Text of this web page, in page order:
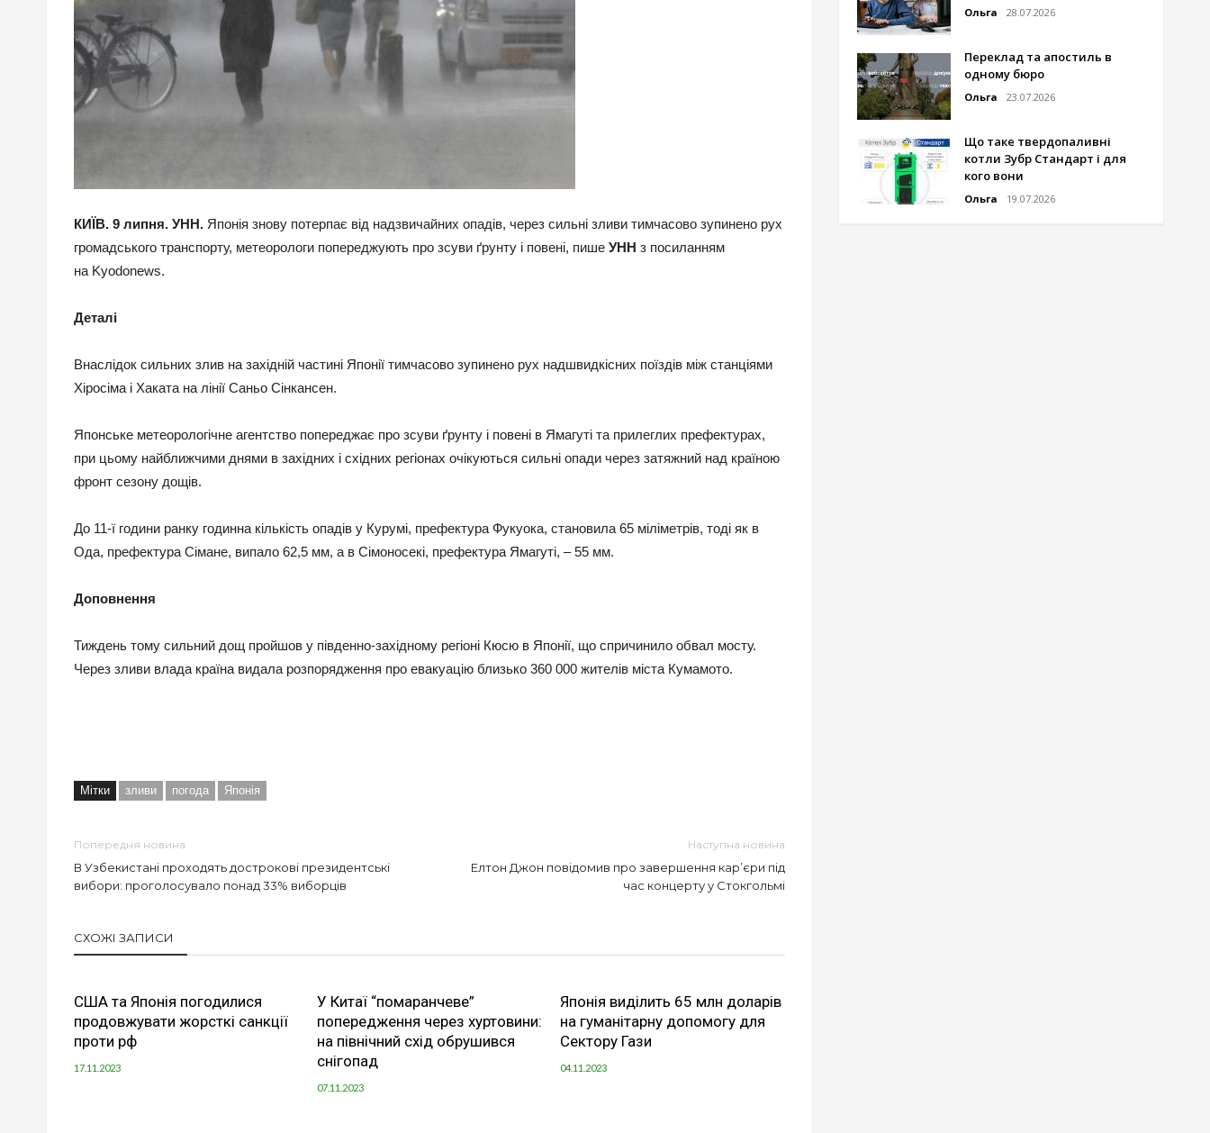
КИЇВ. 9 липня. УНН. Японія знову потерпає від надзвичайних опадів, через сильні зливи тимчасово зупинено рух
громадського транспорту, метеорологи попереджують про зсуви ґрунту і повені, пише УНН з посиланням
на Kyodonews.
Деталі
Внаслідок сильних злив на західній частині Японії тимчасово зупинено рух надшвидкісних поїздів між станціями
Хіросіма і Хаката на лінії Саньо Сінкансен.
Японське метеорологічне агентство попереджає про зсуви ґрунту і повені в Ямагуті та прилеглих префектурах,
при цьому найближчими днями в західних і східних регіонах очікуються сильні опади через затяжний над країною
фронт сезону дощів.
До 11-ї години ранку годинна кількість опадів у Курумі, префектура Фукуока, становила 65 міліметрів, тоді як в
Ода, префектура Сімане, випало 62,5 мм, а в Сімоносекі, префектура Ямагуті, – 55 мм.
Доповнення
Тиждень тому сильний дощ пройшов у південно-західному регіоні Кюсю в Японії, що спричинило обвал мосту.
Через зливи влада країна видала розпорядження про евакуацію близько 360 000 жителів міста Кумамото.
Мітки зливи погода Японія
Попередня новина
В Узбекистані проходять дострокові президентські
вибори: проголосувало понад 33% виборців
Наступна новина
Елтон Джон повідомив про завершення кар’єри під
час концерту у Стокгольмі
СХОЖІ ЗАПИСИ
США та Японія погодилися
продовжувати жорсткі санкції
проти рф
17.11.2023
У Китаї “помаранчеве”
попередження через хуртовини:
на північний схід обрушився
снігопад
07.11.2023
Японія виділить 65 млн доларів
на гуманітарну допомогу для
Сектору Гази
04.11.2023
Ольга 28.07.2026
Переклад та апостиль в
одному бюро
Ольга 23.07.2026
Що таке твердопаливні
котли Зубр Стандарт і для
кого вони
Ольга 19.07.2026